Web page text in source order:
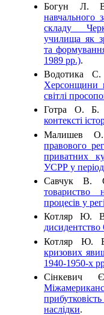
Богун Л.
навчального
складу
училища як
та
1989 рр.).
Водотика
Херсонщини
світлі
Готра О. Б.
контексті
Малишев
правового
приватних
УСРР у
Савчук В.
товариство
процесів у
Котляр Ю.
Котляр Ю.
кризових
1940-1950-х
наслідки.